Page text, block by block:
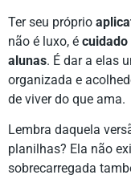
Ter seu próprio
não é luxo, é cuidado
alunas. É dar a elas
organizada e
de viver do que ama.
Lembra daquela
planilhas? Ela não
sobrecarregada